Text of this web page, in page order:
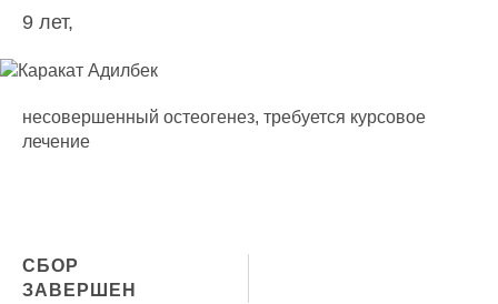
9 лет,
несовершенный остеогенез, требуется курсовое
лечение
СБОР
ЗАВЕРШЕН